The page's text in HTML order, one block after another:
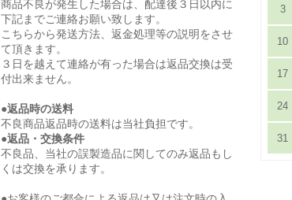
商品不良が発生した場合は、配達後３日以内に
下記までご連絡お願い致します。
こちらから発送方法、返金処理等の説明をさせ
て頂きます。
３日を越えて連絡が有った場合は返品交換は受
付出来ません。
●返品時の送料
不良商品返品時の送料は当社負担です。
●返品・交換条件
不良品、当社の誤製造品に関してのみ返品もし
くは交換を承ります。
3
10
17
24
31